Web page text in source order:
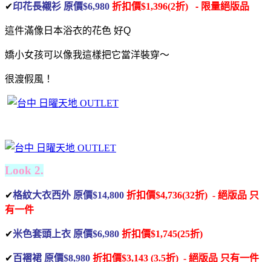
✔印花長襯衫 原價$6,980 折扣價$1,396(2折) - 限量絕版品
這件滿像日本浴衣的花色 好Q
嬌小女孩可以像我這樣把它當洋裝穿～
很渡假風！
Look 2.
✔格紋大衣西外 原價$14,800 折扣價$4,736(32折) - 絕版品 只
有一件
✔米色套頭上衣 原價$6,980 折扣價$1,745(25折)
✔百褶裙 原價$8,980 折扣價$3,143 (3.5折) - 絕版品 只有一件